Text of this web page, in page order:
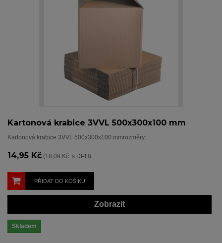
Kartonová krabice 3VVL 500x300x100 mm
Kartonová krabice 3VVL 500x300x100 mmrozměry:...
14,95 Kč (18,09 Kč s DPH)
PŘIDAT DO KOŠÍKU
Zobrazit
Skladem